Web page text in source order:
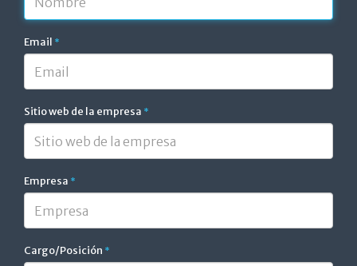
Email *
Sitio web de la empresa *
Empresa *
Cargo/Posición *